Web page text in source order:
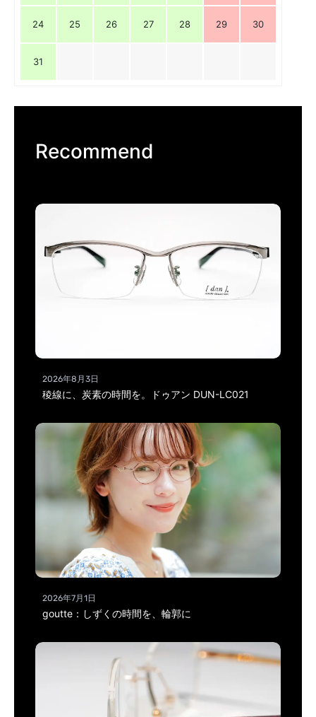
24 25 26 27 28 29 30
31
Recommend
2026年8月3日
稜線に、炭素の時間を。ドゥアン DUN-LC021
2026年7月1日
goutte：しずくの時間を、輪郭に